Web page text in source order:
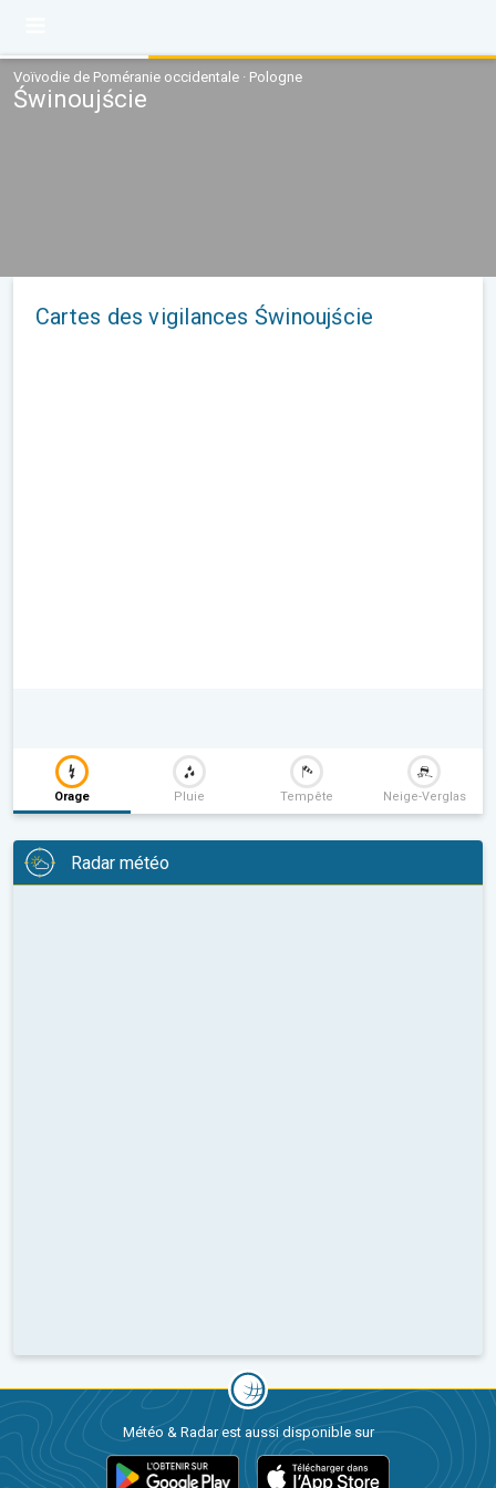
Voïvodie de Poméranie occidentale · Pologne
Świnoujście
Cartes des vigilances Świnoujście
Orage Pluie Tempête Neige-Verglas
Radar météo
Météo & Radar est aussi disponible sur